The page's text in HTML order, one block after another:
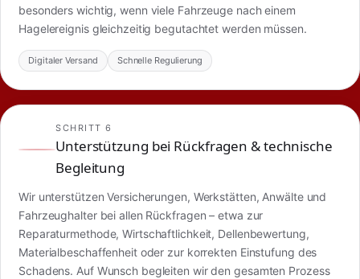
besonders wichtig, wenn viele Fahrzeuge nach einem
Hagelereignis gleichzeitig begutachtet werden müssen.
Digitaler Versand Schnelle Regulierung
SCHRITT 6
Unterstützung bei Rückfragen & technische
Begleitung
Wir unterstützen Versicherungen, Werkstätten, Anwälte und
Fahrzeughalter bei allen Rückfragen – etwa zur
Reparaturmethode, Wirtschaftlichkeit, Dellenbewertung,
Materialbeschaffenheit oder zur korrekten Einstufung des
Schadens. Auf Wunsch begleiten wir den gesamten Prozess